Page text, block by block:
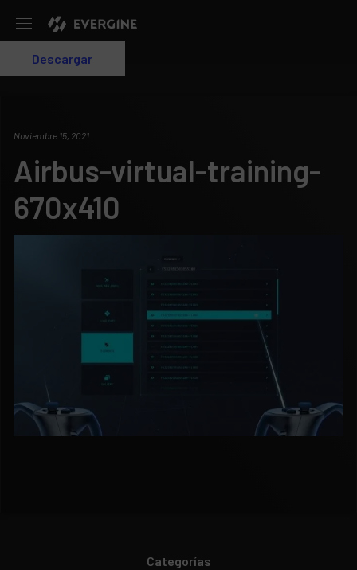
Login
Descargar
Noviembre 15, 2021
Airbus-virtual-training-
670x410
Categorías